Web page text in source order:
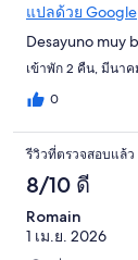
แปลด้วย Google
Desayuno muy
เข้าพัก 2 คืน, มีนา
0
รีวิวที่ตรวจสอบแล้ว
8/10 ดี
Romain
1 เม.ย. 2026